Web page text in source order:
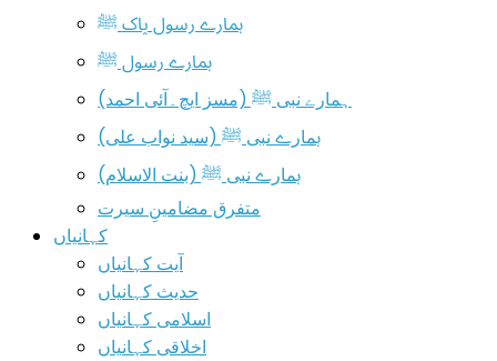
ہمارے رسول پاک ﷺ
ہمارے رسول ﷺ
ہمارے نبی ﷺ (مسز ایچ۔آئی احمد)
ہمارے نبی ﷺ (سید نواب علی)
ہمارے نبی ﷺ (بنت الاسلام)
متفرق مضامینِ سیرت
کہانیاں
آیت کہانیاں
حدیث کہانیاں
اسلامی کہانیاں
اخلاقی کہانیاں